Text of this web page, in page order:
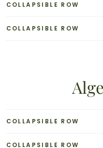
COLLAPSIBLE ROW
COLLAPSIBLE ROW
COLLAPSIBLE ROW
COLLAPSIBLE ROW